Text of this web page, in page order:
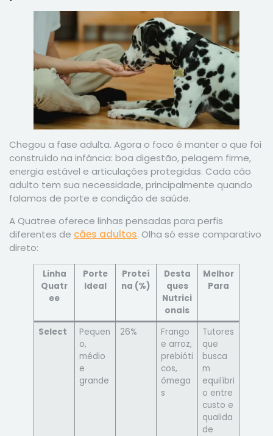
Chegou a fase adulta. Agora o foco é manter o que foi
construído na infância: boa digestão, pelagem firme,
energia estável e articulações protegidas. Cada cão
adulto tem sua necessidade, principalmente quando
falamos de porte e condição de saúde.
A Quatree oferece linhas pensadas para perfis
diferentes de cães adultos. Olha só esse comparativo
direto:
Linha
Quatr
ee
Porte
Ideal
Proteí
na (%)
Desta
ques
Nutrici
onais
Melhor
Para
Select
Pequen
o,
médio
e
grande
26%
Frango
e arroz,
prebióti
cos,
ômega
s
Tutores
que
busca
m
equilíbri
o entre
custo e
qualida
de